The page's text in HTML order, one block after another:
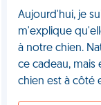
Aujourd'hui, je
m'explique
à notre chien.
ce cadeau, mais
chien est à côté